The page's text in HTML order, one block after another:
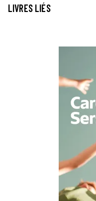
LIVRES LIÉS